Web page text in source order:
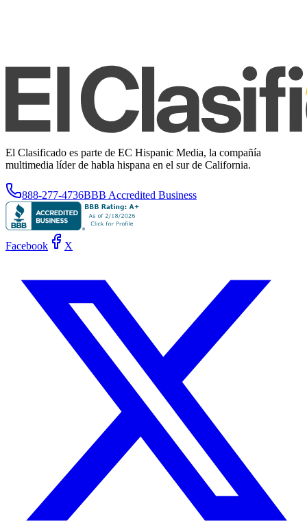
El Clasificado es parte de EC Hispanic Media, la compañía
multimedia líder de habla hispana en el sur de California.
888-277-4736BBB Accredited Business
Facebook X